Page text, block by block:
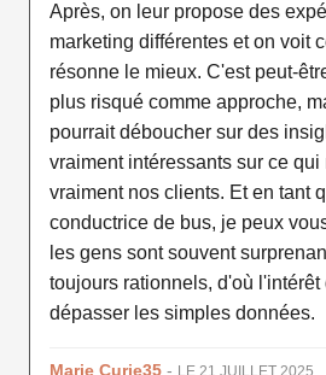
Après, on leur propose des
marketing différentes et on voit
résonne le mieux. C'est peut-
plus risqué comme approche,
pourrait déboucher sur des
vraiment intéressants sur ce qui
vraiment nos clients. Et en tant
conductrice de bus, je peux
les gens sont souvent
toujours rationnels, d'où l'intérêt
dépasser les simples données.
Marie Curie35 -